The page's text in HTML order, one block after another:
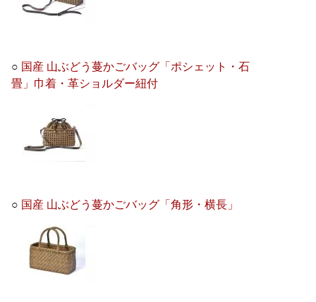
○ 国産 山ぶどう蔓かごバッグ「ポシェット・石
畳」巾着・革ショルダー紐付
○ 国産 山ぶどう蔓かごバッグ「角形・横長」